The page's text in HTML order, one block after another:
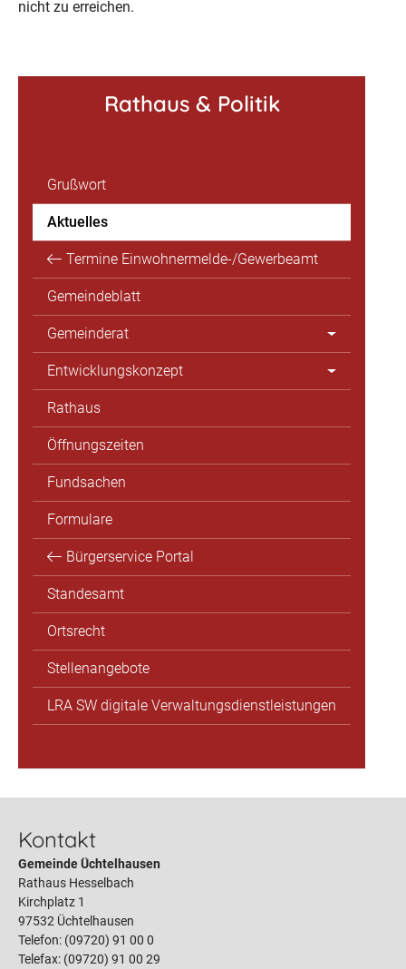
nicht zu erreichen.
Rathaus & Politik
Grußwort
Aktuelles
Termine Einwohnermelde-/Gewerbeamt
Gemeindeblatt
Gemeinderat
Entwicklungskonzept
Rathaus
Öffnungszeiten
Fundsachen
Formulare
Bürgerservice Portal
Standesamt
Ortsrecht
Stellenangebote
LRA SW digitale Verwaltungsdienstleistungen
Kontakt
Gemeinde Üchtelhausen
Rathaus Hesselbach
Kirchplatz 1
97532 Üchtelhausen
Telefon: (09720) 91 00 0
Telefax: (09720) 91 00 29